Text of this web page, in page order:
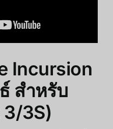
Incursion
สำหรับ
3/3S)